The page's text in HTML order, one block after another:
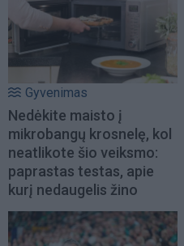
Gyvenimas
Nedėkite maisto į
mikrobangų krosnelę, kol
neatlikote šio veiksmo:
paprastas testas, apie
kurį nedaugelis žino